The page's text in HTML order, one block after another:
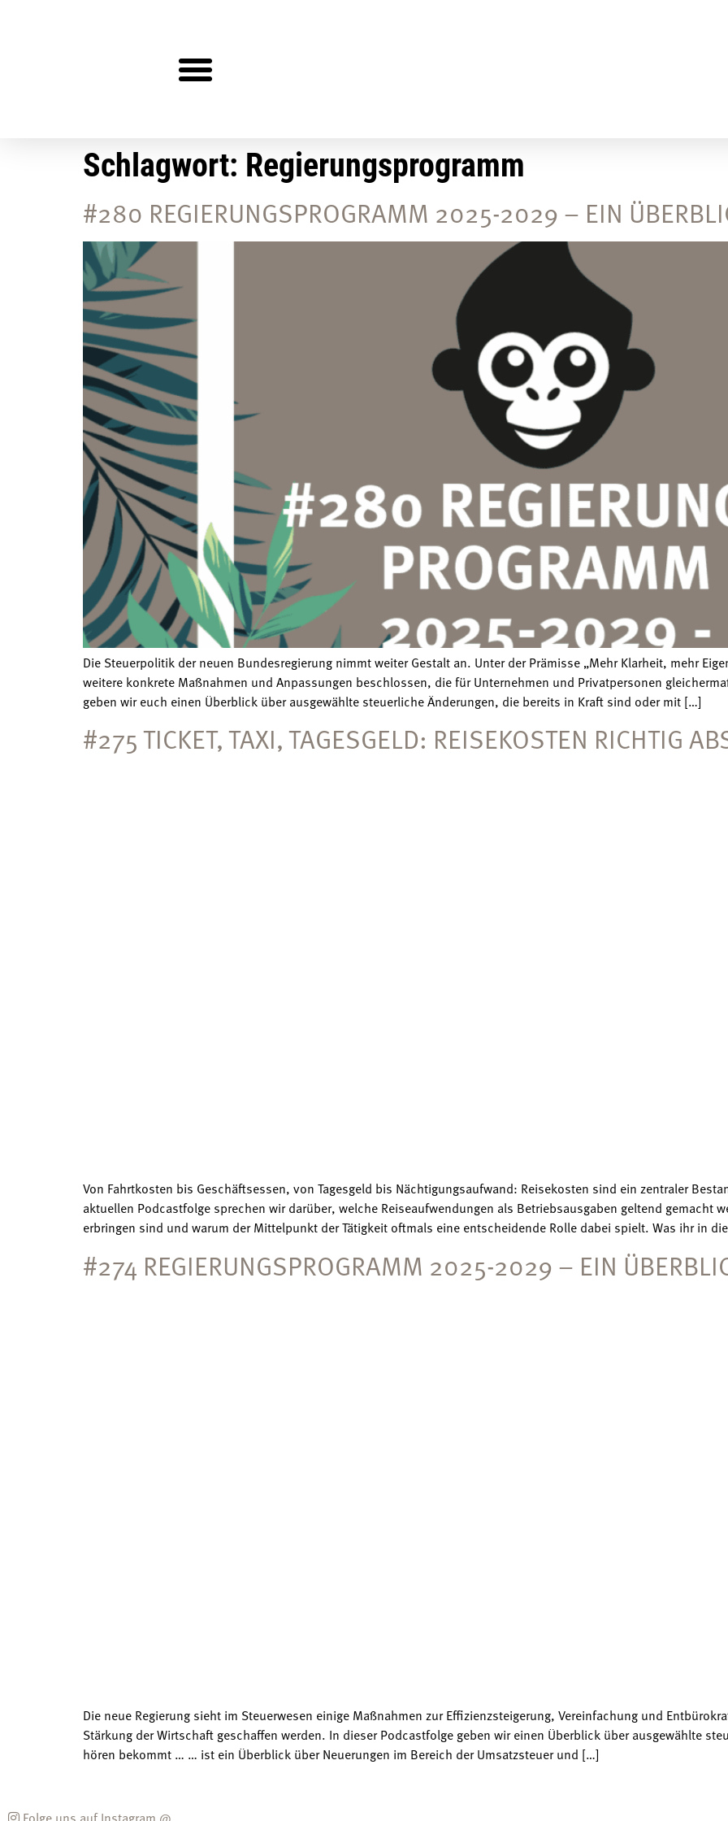
Schlagwort: Regierungsprogramm
#280 REGIERUNGSPROGRAMM 2025-2029 – EIN
Die Steuerpolitik der neuen Bundesregierung nimmt weiter Gestalt an. Unter der Prämisse „Mehr Klarheit, mehr
weitere konkrete Maßnahmen und Anpassungen beschlossen, die für Unternehmen und Privatpersonen
geben wir euch einen Überblick über ausgewählte steuerliche Änderungen, die bereits in Kraft sind oder mit […]
#275 TICKET, TAXI, TAGESGELD: REISEKOSTEN RICHTIG
Von Fahrtkosten bis Geschäftsessen, von Tagesgeld bis Nächtigungsaufwand: Reisekosten sind ein zentraler
aktuellen Podcastfolge sprechen wir darüber, welche Reiseaufwendungen als Betriebsausgaben geltend gemacht
erbringen sind und warum der Mittelpunkt der Tätigkeit oftmals eine entscheidende Rolle dabei spielt. Was ihr in
#274 REGIERUNGSPROGRAMM 2025-2029 – EIN
Die neue Regierung sieht im Steuerwesen einige Maßnahmen zur Effizienzsteigerung, Vereinfachung und
Stärkung der Wirtschaft geschaffen werden. In dieser Podcastfolge geben wir einen Überblick über ausgewählte
hören bekommt … … ist ein Überblick über Neuerungen im Bereich der Umsatzsteuer und […]